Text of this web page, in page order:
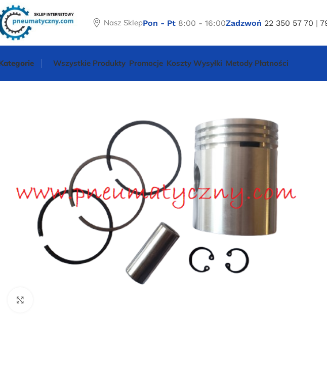
Nasz SklepPon - Pt 8:00 - 16:00Zadzwoń 22 350 57 70 |
Wszystkie Produkty Promocje Koszty Wysyłki Metody Płatności